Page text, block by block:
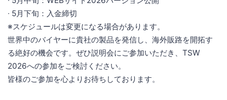
∙ 5月下旬：入金締切
※スケジュールは変更になる場合があります。
世界中のバイヤーに貴社の製品を発信し、海外販路を開拓す
る絶好の機会です。ぜひ説明会にご参加いただき、TSW
2026への参加をご検討ください。
皆様のご参加を心よりお待ちしております。